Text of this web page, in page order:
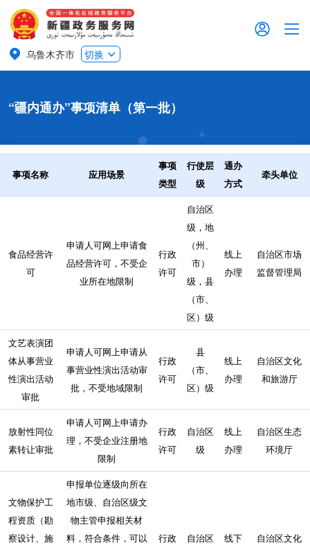
乌鲁木齐市 切换
“疆内通办”事项清单（第一批）
事项名称 应用场景
事项
类型
行使层
级
通办
方式
牵头单位
食品经营许
可
申请人可网上申请食
品经营许可，不受企
业所在地限制
行政
许可
自治区
级，地
（州、
市）
级，县
（市、
区）级
线上
办理
自治区市场
监督管理局
文艺表演团
体从事营业
性演出活动
审批
申请人可网上申请从
事营业性演出活动审
批，不受地域限制
行政
许可
县
（市、
区）级
线上
办理
自治区文化
和旅游厅
放射性同位
素转让审批
申请人可网上申请办
理，不受企业注册地
限制
行政
许可
自治区
级
线上
办理
自治区生态
环境厅
文物保护工
程资质（勘
察设计、施
申报单位逐级向所在
地市级、自治区级文
物主管申报相关材
料，符合条件，可以
行政
自治区
线下
自治区文化